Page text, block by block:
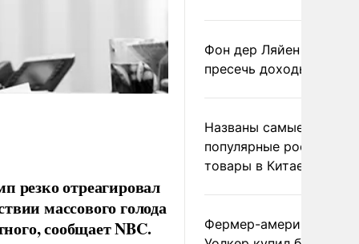
резко отреагировал
массового голода
сообщает NBC.
Фон дер Ляйен
пресечь доходы России
Названы самые
популярные российские
товары в Китае
Фермер-американец